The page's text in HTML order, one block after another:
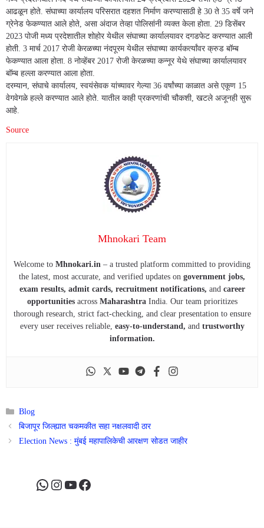
आढळून होते. संघाच्या कार्यालय परिसरात दहशत निर्माण करण्यासाठी हे 30 ते 35 वर्षे जने
ग्रेनेड फेकण्यात आले होते, असा अंदाज तेव्हा पोलिसांनी व्यक्त केला होता. 29 डिसेंबर
2023 पोजी मध्य प्रदेशातील शोहोर येथील संघाच्या कार्यालयावर दगडफेट करण्यात आली
होती. 3 मार्च 2017 रोजी केरळच्या नंदपूरम येथील संघाच्या कार्यकर्त्यांवर क्रुड बॉम्ब
फेकण्यात आला होता. 8 नोव्हेंबर 2017 रोजी केरळच्या कन्नूर येथे संघाच्या कार्यालयावर
बॉम्ब हल्ला करण्यात आला होता.
दरम्यान, संघाचे कार्यालय, स्वयंसेवक यांच्यावर गेल्या 36 वर्षांच्या काळात असे एकूण 15
वेगवेगळे हल्ले करण्यात आले होते. यातील काही प्रकरणांची चौकशी, खटले अजूनही सुरू
आहे.
Source
Mhnokari Team
Welcome to Mhnokari.in – a trusted platform committed to providing
the latest, most accurate, and verified updates on government jobs,
exam results, admit cards, recruitment notifications, and career
opportunitiesacross MaharashtraIndia. Our team prioritizes
thorough research, strict fact-checking, and clear presentation to ensure
every user receives reliable, easy-to-understand, and trustworthy
information.
Categories
Blog
बिजापूर जिल्ह्यात चकमकीत सहा नक्षलवादी ठार
Election News : मुंबई महापालिकेची आरक्षण सोडत जाहीर
WhatsApp
Instagram
YouTube
Facebook